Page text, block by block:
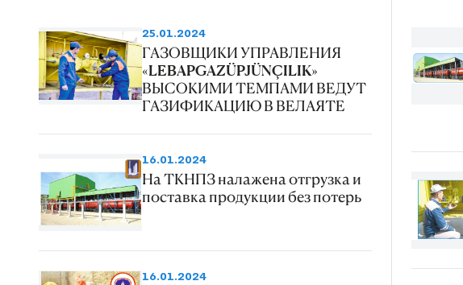
25.01.2024
ГАЗОВЩИКИ УПРАВЛЕНИЯ
«LEBAPGAZÜPJÜNÇILIK»
ВЫСОКИМИ ТЕМПАМИ ВЕДУТ
ГАЗИФИКАЦИЮ В ВЕЛАЯТЕ
16.01.2024
На ТКНПЗ налажена отгрузка и
поставка продукции без потерь
16.01.2024